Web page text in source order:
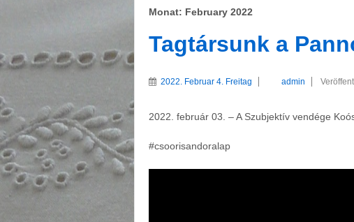
Monat: February 2022
Tagtársunk a
2022. Februar 4. Freitag admin
2022. február 03. – A Szubjektív vendége
#csoorisandoralap